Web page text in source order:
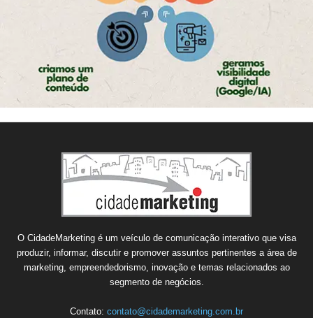
O CidadeMarketing é um veículo de comunicação interativo que visa
produzir, informar, discutir e promover assuntos pertinentes a área de
marketing, empreendedorismo, inovação e temas relacionados ao
segmento de negócios.
Contato: contato@cidademarketing.com.br